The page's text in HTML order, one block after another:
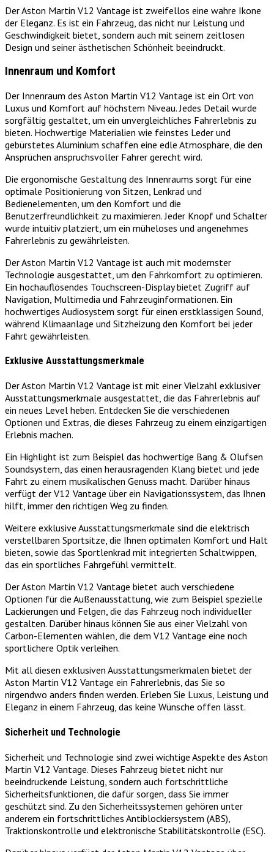
Der Aston Martin V12 Vantage ist zweifellos eine wahre Ikone
der Eleganz. Es ist ein Fahrzeug, das nicht nur Leistung und
Geschwindigkeit bietet, sondern auch mit seinem zeitlosen
Design und seiner ästhetischen Schönheit beeindruckt.
Innenraum und Komfort
Der Innenraum des Aston Martin V12 Vantage ist ein Ort von
Luxus und Komfort auf höchstem Niveau. Jedes Detail wurde
sorgfältig gestaltet, um ein unvergleichliches Fahrerlebnis zu
bieten. Hochwertige Materialien wie feinstes Leder und
gebürstetes Aluminium schaffen eine edle Atmosphäre, die den
Ansprüchen anspruchsvoller Fahrer gerecht wird.
Die ergonomische Gestaltung des Innenraums sorgt für eine
optimale Positionierung von Sitzen, Lenkrad und
Bedienelementen, um den Komfort und die
Benutzerfreundlichkeit zu maximieren. Jeder Knopf und Schalter
wurde intuitiv platziert, um ein müheloses und angenehmes
Fahrerlebnis zu gewährleisten.
Der Aston Martin V12 Vantage ist auch mit modernster
Technologie ausgestattet, um den Fahrkomfort zu optimieren.
Ein hochauflösendes Touchscreen-Display bietet Zugriff auf
Navigation, Multimedia und Fahrzeuginformationen. Ein
hochwertiges Audiosystem sorgt für einen erstklassigen Sound,
während Klimaanlage und Sitzheizung den Komfort bei jeder
Fahrt gewährleisten.
Exklusive Ausstattungsmerkmale
Der Aston Martin V12 Vantage ist mit einer Vielzahl exklusiver
Ausstattungsmerkmale ausgestattet, die das Fahrerlebnis auf
ein neues Level heben. Entdecken Sie die verschiedenen
Optionen und Extras, die dieses Fahrzeug zu einem einzigartigen
Erlebnis machen.
Ein Highlight ist zum Beispiel das hochwertige Bang & Olufsen
Soundsystem, das einen herausragenden Klang bietet und jede
Fahrt zu einem musikalischen Genuss macht. Darüber hinaus
verfügt der V12 Vantage über ein Navigationssystem, das Ihnen
hilft, immer den richtigen Weg zu finden.
Weitere exklusive Ausstattungsmerkmale sind die elektrisch
verstellbaren Sportsitze, die Ihnen optimalen Komfort und Halt
bieten, sowie das Sportlenkrad mit integrierten Schaltwippen,
das ein sportliches Fahrgefühl vermittelt.
Der Aston Martin V12 Vantage bietet auch verschiedene
Optionen für die Außenausstattung, wie zum Beispiel spezielle
Lackierungen und Felgen, die das Fahrzeug noch individueller
gestalten. Darüber hinaus können Sie aus einer Vielzahl von
Carbon-Elementen wählen, die dem V12 Vantage eine noch
sportlichere Optik verleihen.
Mit all diesen exklusiven Ausstattungsmerkmalen bietet der
Aston Martin V12 Vantage ein Fahrerlebnis, das Sie so
nirgendwo anders finden werden. Erleben Sie Luxus, Leistung und
Eleganz in einem Fahrzeug, das keine Wünsche offen lässt.
Sicherheit und Technologie
Sicherheit und Technologie sind zwei wichtige Aspekte des Aston
Martin V12 Vantage. Dieses Fahrzeug bietet nicht nur
beeindruckende Leistung, sondern auch fortschrittliche
Sicherheitsfunktionen, die dafür sorgen, dass Sie immer
geschützt sind. Zu den Sicherheitssystemen gehören unter
anderem ein fortschrittliches Antiblockiersystem (ABS),
Traktionskontrolle und elektronische Stabilitätskontrolle (ESC).